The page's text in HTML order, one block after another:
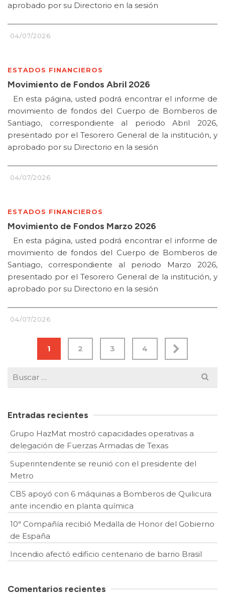
aprobado por su Directorio en la sesión
04/07/2026
ESTADOS FINANCIEROS
Movimiento de Fondos Abril 2026
En esta página, usted podrá encontrar el informe de
movimiento de fondos del Cuerpo de Bomberos de
Santiago, correspondiente al periodo Abril 2026,
presentado por el Tesorero General de la institución, y
aprobado por su Directorio en la sesión
04/07/2026
ESTADOS FINANCIEROS
Movimiento de Fondos Marzo 2026
En esta página, usted podrá encontrar el informe de
movimiento de fondos del Cuerpo de Bomberos de
Santiago, correspondiente al periodo Marzo 2026,
presentado por el Tesorero General de la institución, y
aprobado por su Directorio en la sesión
04/07/2026
1 2 3 4
Buscar
Entradas recientes
Grupo HazMat mostró capacidades operativas a
delegación de Fuerzas Armadas de Texas
Superintendente se reunió con el presidente del
Metro
CBS apoyó con 6 máquinas a Bomberos de Quilicura
ante incendio en planta química
10ª Compañía recibió Medalla de Honor del Gobierno
de España
Incendio afectó edificio centenario de barrio Brasil
Comentarios recientes